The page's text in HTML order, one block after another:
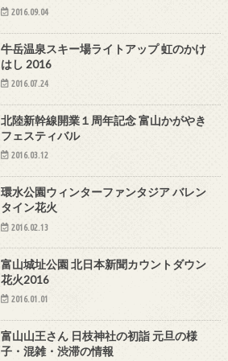
2016.09.04
牛岳温泉スキー場ライトアップ 虹のかけ
はし 2016
2016.07.24
北陸新幹線開業１周年記念 富山かがやき
フェスティバル
2016.03.12
環水公園ウィンターファンタジア バレン
タイン花火
2016.02.13
富山城址公園 北日本新聞カウントダウン
花火2016
2016.01.01
富山山王さん 日枝神社の初詣 元旦の様
子・混雑・渋滞の情報